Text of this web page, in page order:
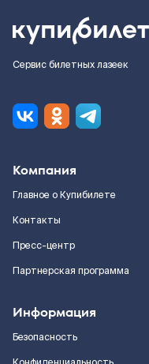
Сервис билетных лазеек
Компания
Главное о Купибилете
Контакты
Пресс-центр
Партнерская программа
Информация
Безопасность